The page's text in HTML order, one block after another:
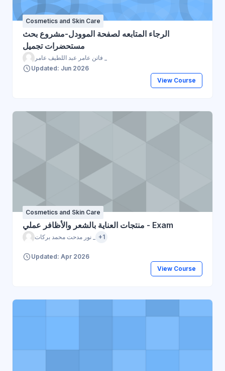
Cosmetics and Skin Care
الرجاء المتابعه لصفحة الموودل-مشروع بحث
مستحضرات تجميل
Updated: Jun 2026
View Course
Cosmetics and Skin Care
منتجات العناية بالشعر والأظافر عملي - Exam
+1
Updated: Apr 2026
View Course